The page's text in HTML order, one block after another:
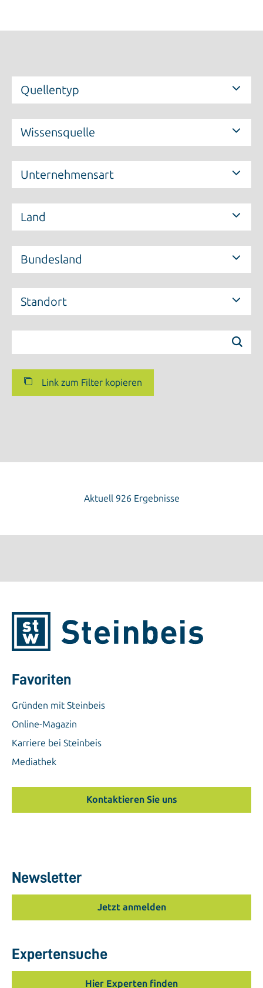
Quellentyp
Wissensquelle
Unternehmensart
Land
Bundesland
Standort
Link zum Filter kopieren
Aktuell 926 Ergebnisse
Favoriten
Gründen mit Steinbeis
Online-Magazin
Karriere bei Steinbeis
Mediathek
Kontaktieren Sie uns
Newsletter
Jetzt anmelden
Expertensuche
Hier Experten finden